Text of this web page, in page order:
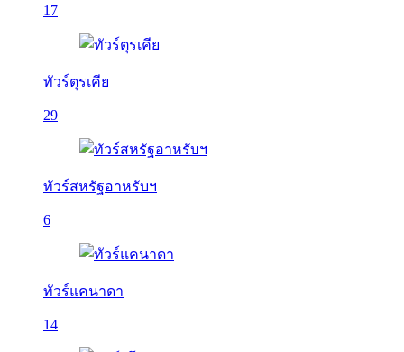
17
ทัวร์ตุรเคีย
29
ทัวร์สหรัฐอาหรับฯ
6
ทัวร์แคนาดา
14